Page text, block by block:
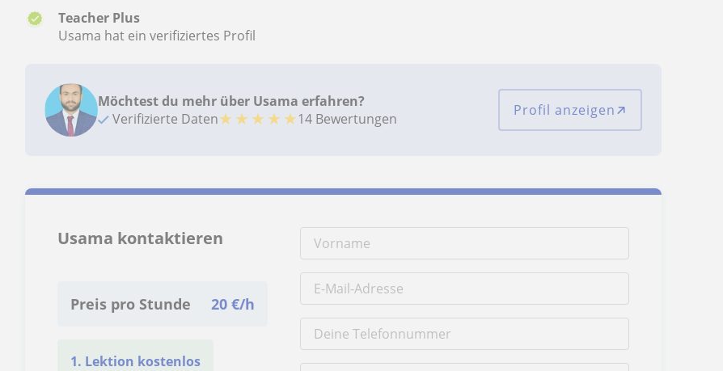
Teacher Plus
Usama hat ein verifiziertes Profil
Möchtest du mehr über Usama erfahren?
Verifizierte Daten★ ★ ★ ★ ★14 Bewertungen Profil anzeigen
Usama kontaktieren
Preis pro Stunde 20 €/h
1. Lektion kostenlos